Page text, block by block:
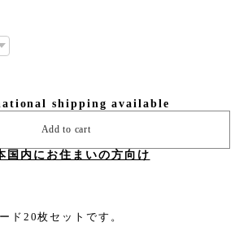
shipping available
Add to cart
国内にお住まいの方向け
ド20枚セットです。